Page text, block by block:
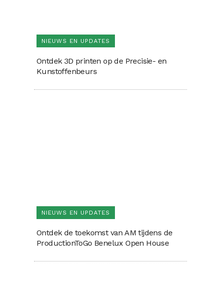
NIEUWS EN UPDATES
Ontdek 3D printen op de Precisie- en
Kunstoffenbeurs
NIEUWS EN UPDATES
Ontdek de toekomst van AM tijdens de
ProductionToGo Benelux Open House